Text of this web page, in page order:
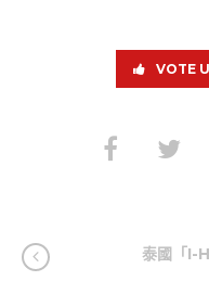
VOTE
泰國「I-